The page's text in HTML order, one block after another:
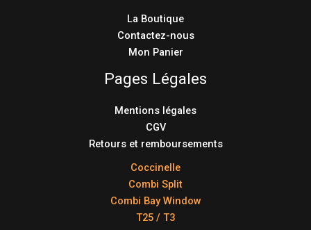
La Boutique
Contactez-nous
Mon Panier
Pages Légales
Mentions légales
CGV
Retours et remboursements
Coccinelle
Combi Split
Combi Bay Window
T25 / T3